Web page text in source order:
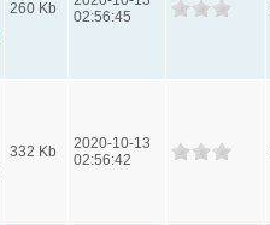
260 Kb
02:56:45
332 Kb
2020-10-13
02:56:42